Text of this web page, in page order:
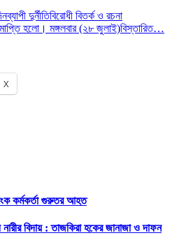
দুর্নীতিবিরোধী বিতর্ক ও রচনা
হলো। মঙ্গলবার (২৮ জুলাই)বিস্তারিত…
X
কর্মকর্তা গুরুতর আহত
বিদায় : তাজকিরা হকের জানাজা ও দাফন